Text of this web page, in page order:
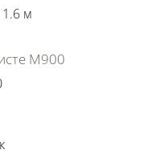
1.6 м
М900